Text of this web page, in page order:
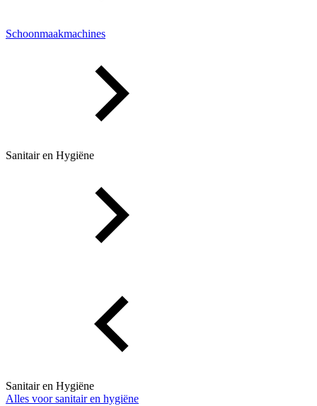
Schoonmaakmachines
Sanitair en Hygiëne
Sanitair en Hygiëne
Alles voor sanitair en hygiëne